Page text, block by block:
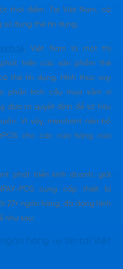
thời điểm. Tại Việt Nam, có
sử dụng thẻ tín dụng.
tế, Việt Nam là một thị
triển các sản phẩm thẻ
thẻ tín dụng. Hình thức vay
phần kích cầu mua sắm vì
đưa ra quyết định để sở hữu
Vì vậy, merchant nên bổ
cho các cửa hàng của
phát triển kinh doanh, giải
POS cung cấp thiết bị
27+ ngân hàng, đa dạng hình
như sau:
ngân hàng uy tín tại Việt